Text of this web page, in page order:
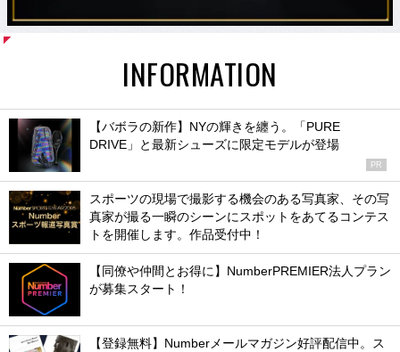
INFORMATION
【バボラの新作】NYの輝きを纏う。「PURE
DRIVE」と最新シューズに限定モデルが登場
PR
スポーツの現場で撮影する機会のある写真家、その写
真家が撮る一瞬のシーンにスポットをあてるコンテス
トを開催します。作品受付中！
【同僚や仲間とお得に】NumberPREMIER法人プラン
が募集スタート！
【登録無料】Numberメールマガジン好評配信中。ス